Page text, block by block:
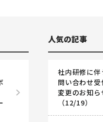
人気の記事
社内研修に伴
問い合わせ受
変更のお知ら
（12/19）